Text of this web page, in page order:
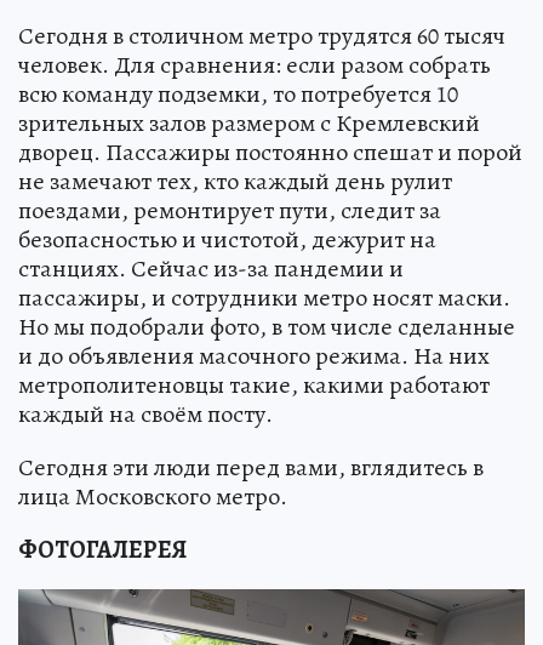
Сегодня в столичном метро трудятся 60 тысяч
человек. Для сравнения: если разом собрать
всю команду подземки, то потребуется 10
зрительных залов размером с Кремлевский
дворец. Пассажиры постоянно спешат и порой
не замечают тех, кто каждый день рулит
поездами, ремонтирует пути, следит за
безопасностью и чистотой, дежурит на
станциях. Сейчас из-за пандемии и
пассажиры, и сотрудники метро носят маски.
Но мы подобрали фото, в том числе сделанные
и до объявления масочного режима. На них
метрополитеновцы такие, какими работают
каждый на своём посту.
Сегодня эти люди перед вами, вглядитесь в
лица Московского метро.
ФОТОГАЛЕРЕЯ